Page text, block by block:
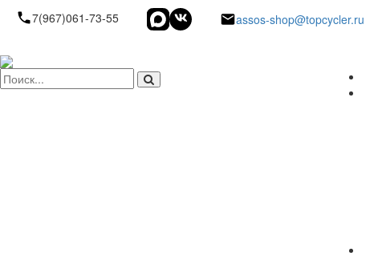
7(967)061-73-55 assos-shop@topcycler.ru